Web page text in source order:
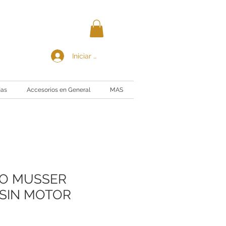
Iniciar sesión
Accesorios en General MAS
MUSSER
MOTOR